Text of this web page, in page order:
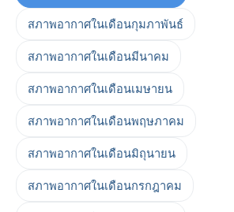
สภาพอากาศในเดือนกุมภาพันธ์
สภาพอากาศในเดือนมีนาคม
สภาพอากาศในเดือนเมษายน
สภาพอากาศในเดือนพฤษภาคม
สภาพอากาศในเดือนมิถุนายน
สภาพอากาศในเดือนกรกฎาคม